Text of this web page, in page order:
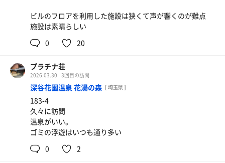
ビルのフロアを利用した施設は狭くて声が響くのが難点
施設は素晴らしい
0
20
プラチナ荘
2026.03.30 3回目の訪問
深谷花園温泉 花湯の森 [ 埼玉県 ]
183-4
久々に訪問
温泉がいい。
ゴミの浮遊はいつも通り多い
0
2